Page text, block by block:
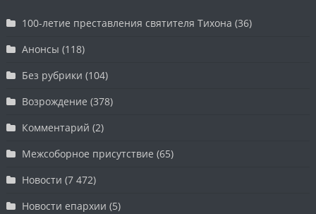
100-летие преставления святителя Тихона (36)
Анонсы (118)
Без рубрики (104)
Возрождение (378)
Комментарий (2)
Межсоборное присутствие (65)
Новости (7 472)
Новости епархии (5)